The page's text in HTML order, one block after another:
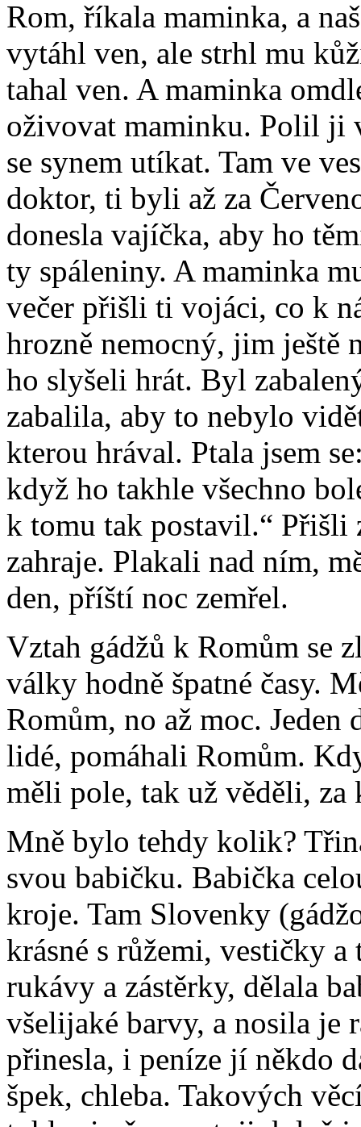
Rom, říkala maminka, a
vytáhl ven, ale strhl mu
tahal ven. A maminka
oživovat maminku. Polil ji
se synem utíkat. Tam ve
doktor, ti byli až za
donesla vajíčka, aby ho
ty spáleniny. A maminka
večer přišli ti vojáci, co k
hrozně nemocný, jim ještě
ho slyšeli hrát. Byl
zabalila, aby to nebylo
kterou hrával. Ptala jsem
když ho takhle všechno
k tomu tak postavil.“
zahraje. Plakali nad ním,
den, příští noc zemřel.
Vztah gádžů k Romům se
války hodně špatné časy.
Romům, no až moc.
lidé, pomáhali Romům.
měli pole, tak už věděli,
Mně bylo tehdy kolik?
svou babičku. Babička
kroje. Tam Slovenky
krásné s růžemi, vestičky
rukávy a zástěrky, dělala
všelijaké barvy, a nosila je
přinesla, i peníze jí někdo
špek, chleba. Takových